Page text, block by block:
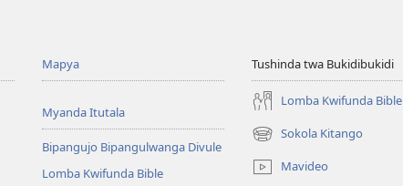
Mapya
Myanda Itutala
Bipangujo Bipangulwanga Divule
Lomba Kwifunda Bible
Tushinda twa Bukidibukidi
Lomba Kwifunda Bible
Sokola Kitango
(opens
new
window)
Mavideo